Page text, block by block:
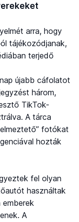
arra, hogy
tájékozódjanak,
terjedő
újabb cáfolatot
három,
TikTok-
A tárca
fotókat
hozták
fel olyan
használtak
emberek
A